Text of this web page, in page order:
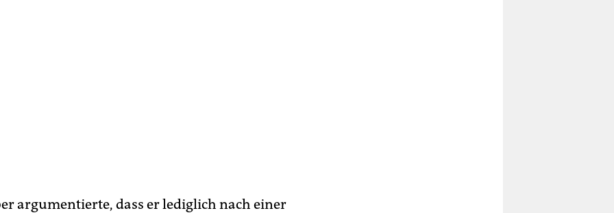
argumentierte, dass er lediglich nach einer